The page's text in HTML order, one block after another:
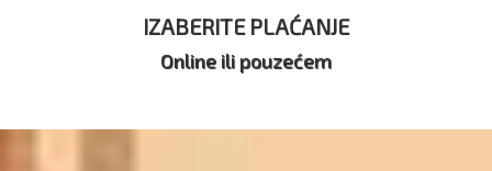
IZABERITE PLAĆANJE
Online ili pouzećem